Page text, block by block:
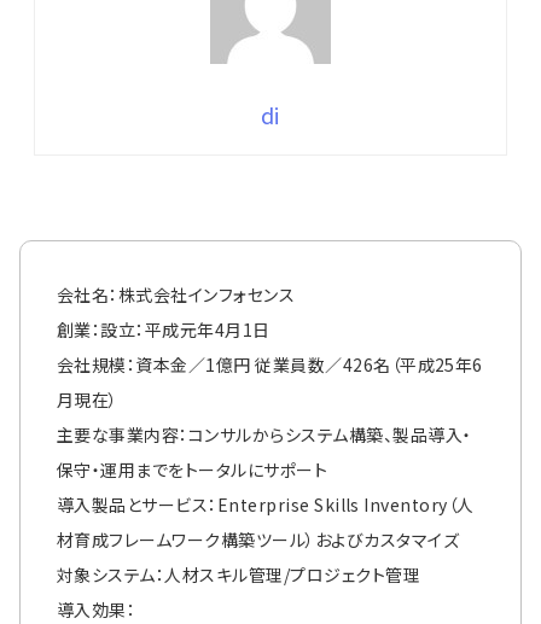
di
会社名：株式会社インフォセンス
創業：設立：平成元年4月1日
会社規模：資本金／1億円 従業員数／426名（平成25年6
月現在）
主要な事業内容：コンサルからシステム構築、製品導入・
保守・運用までをトータルにサポート
導入製品とサービス：Enterprise Skills Inventory（人
材育成フレームワーク構築ツール）およびカスタマイズ
対象システム：人材スキル管理/プロジェクト管理
導入効果：